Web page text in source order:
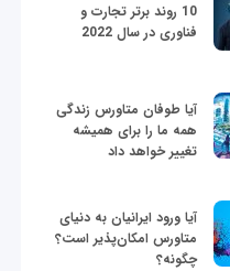
10 روند برتر تجارت و
فناوری در سال 2022
آیا طوفان متاورس زندگی
همه ما را برای همیشه
تغییر خواهد داد
آیا ورود ایرانیان به دنیای
متاورس امکان‌پذیر است؟
چگونه؟